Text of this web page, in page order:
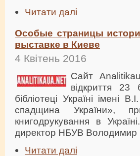
Читати далі
Особые страницы
выставке в Киеве
4 Квітень 2016
Сайт
відкриття
бібліотеці Україні імені
спадщина України»,
книгодрукування в
директор НБУВ Володимир
Читати далі